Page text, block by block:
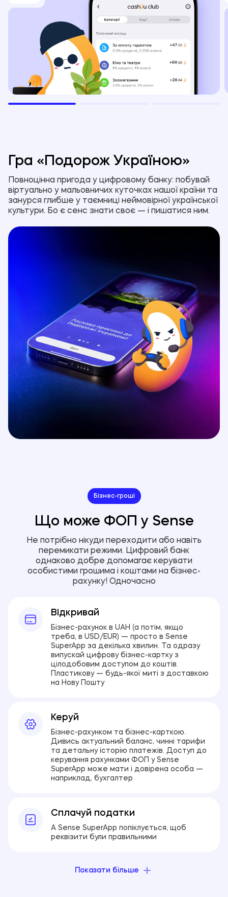
Гра «Подорож Україною»
Повноцінна пригода у цифровому банку: побувай
віртуально у мальовничих куточках нашої країни та
занурся глибше у таємниці неймовірної української
культури. Бо є сенс знати своє — і пишатися ним.
Бізнес-гроші
Що може ФОП у Sense
Не потрібно нікуди переходити або навіть
перемикати режими. Цифровий банк
однаково добре допомагає керувати
особистими грошима і коштами на бізнес-
рахунку! Одночасно
Відкривай
Бізнес-рахунок в UAH (а потім, якщо
треба, в USD/EUR) — просто в Sense
SuperApp за декілька хвилин. Та одразу
випускай цифрову бізнес-картку з
цілодобовим доступом до коштів.
Пластикову — будь-якої миті з доставкою
на Нову Пошту
Керуй
Бізнес-рахунком та бізнес-карткою.
Дивись актуальний баланс, чинні тарифи
та детальну історію платежів. Доступ до
керування рахунками ФОП у Sense
SuperApp може мати і довірена особа —
наприклад, бухгалтер
Сплачуй податки
А Sense SuperApp попіклується, щоб
реквізити були правильними
Показати більше